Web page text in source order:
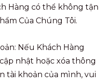
Hàng có thể không tận
Của Chúng Tôi.
Nếu Khách Hàng
nhật hoặc xóa thông
tài khoản của mình, vui